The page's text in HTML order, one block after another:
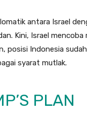
antara Israel
Kini, Israel mencoba
posisi Indonesia
syarat mutlak.
PLAN